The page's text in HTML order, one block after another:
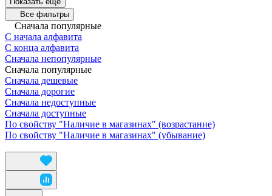
Все фильтры
Сначала популярные
С начала алфавита
С конца алфавита
Сначала непопулярные
Сначала популярные
Сначала дешевые
Сначала дорогие
Сначала недоступные
Сначала доступные
По свойству "Наличие в магазинах" (возрастание)
По свойству "Наличие в магазинах" (убывание)